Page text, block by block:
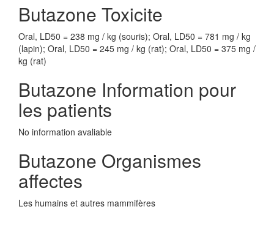
Butazone Toxicite
Oral, LD50 = 238 mg / kg (souris); Oral, LD50 = 781 mg / kg
(lapin); Oral, LD50 = 245 mg / kg (rat); Oral, LD50 = 375 mg /
kg (rat)
Butazone Information pour
les patients
No information avaliable
Butazone Organismes
affectes
Les humains et autres mammifères